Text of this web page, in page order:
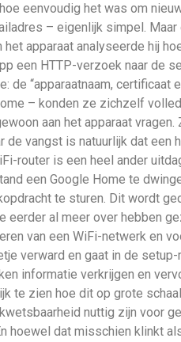
eenvoudig het was om
– eigenlijk simpel.
het apparaat analyseerde hij
een HTTP-verzoek naar de
de “apparaatnaam, certificaat
– konden ze zichzelf
aan het apparaat
de vangst is natuurlijk dat
router is een heel ander
een Google Home te
te sturen. Dit wordt
eerder al meer over hebben
van een WiFi-netwerk en
verward en gaat in de
informatie verkrijgen en
te zien hoe dit op grote
nuttig zijn voor
hoewel dat misschien klinkt